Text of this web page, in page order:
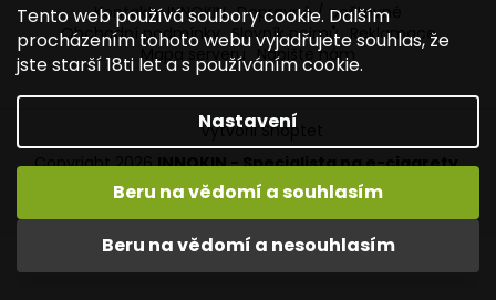
Tento web používá soubory cookie. Dalším
procházením tohoto webu vyjadřujete souhlas, že
jste starší 18ti let a s používáním cookie.
Nastavení
Beru na vědomí a nesouhlasím
Beru na vědomí a souhlasím
Vítejte ve světě INNOKIN. Nabízíme Vám to nejlepší ze světa
vapingu. DORUČENÍ ZDARMA nad 1000,- kč / 50 EURO!
HLEDAT
D
u
Kontakty INNOKIN Dopravné / poštovné
Obchodní podmínky Slovník pojmů Reklamace
Mapa serveru
Napište nám
Vytvořil Shoptet
Copyright 2026INNOKIN - Specialista na e-cigarety.
Všechna práva vyhrazena.Upravit nastavení cookies